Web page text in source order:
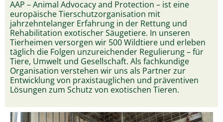
AAP – Animal Advocacy and Protection – ist eine
europäische Tierschutzorganisation mit
jahrzehntelanger Erfahrung in der Rettung und
Rehabilitation exotischer Säugetiere. In unseren
Tierheimen versorgen wir 500 Wildtiere und erleben
täglich die Folgen unzureichender Regulierung – für
Tiere, Umwelt und Gesellschaft. Als fachkundige
Organisation verstehen wir uns als Partner zur
Entwicklung von praxistauglichen und präventiven
Lösungen zum Schutz von exotischen Tieren.